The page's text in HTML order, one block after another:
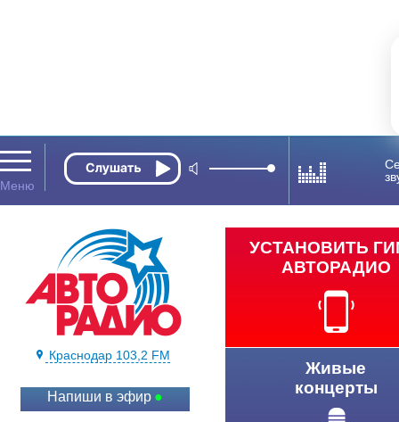
Краснодар 103,2 FM
Напиши в эфир
УСТАНОВИТЬ
АВТОРАДИО
Живые
концерты